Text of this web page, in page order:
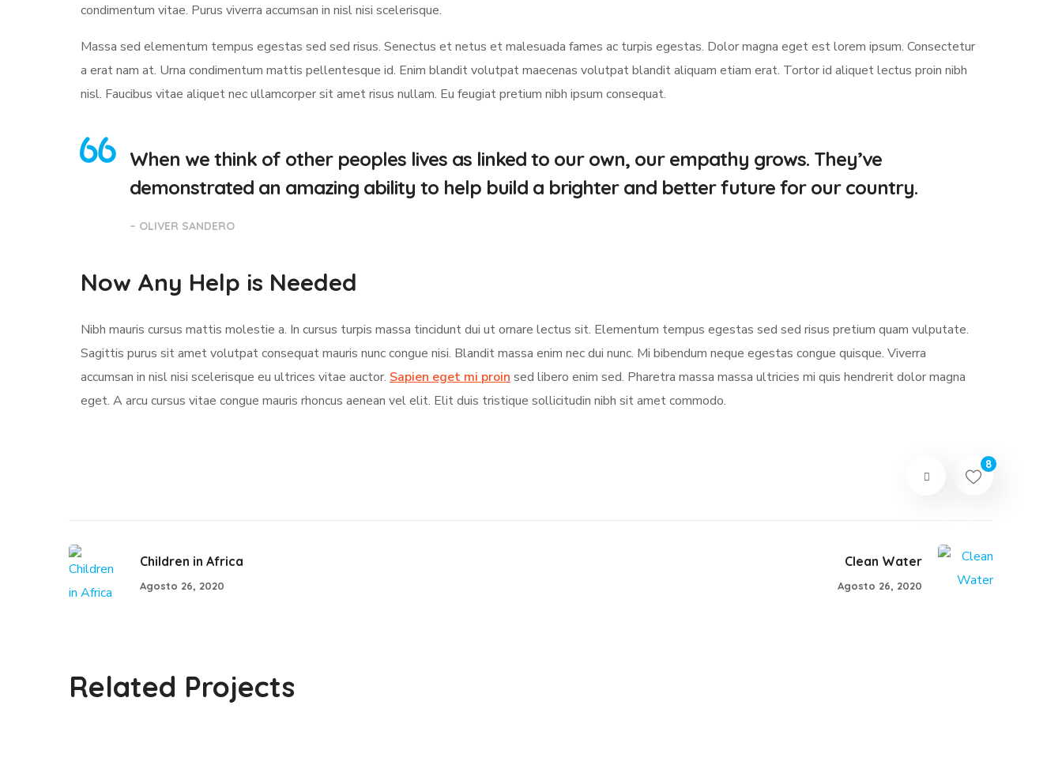
condimentum vitae. Purus viverra accumsan in nisl nisi scelerisque.
Massa sed elementum tempus egestas sed sed risus. Senectus et netus et malesuada fames ac turpis egestas. Dolor magna eget est lorem ipsum. Consectetur
a erat nam at. Urna condimentum mattis pellentesque id. Enim blandit volutpat maecenas volutpat blandit aliquam etiam erat. Tortor id aliquet lectus proin nibh
nisl. Faucibus vitae aliquet nec ullamcorper sit amet risus nullam. Eu feugiat pretium nibh ipsum consequat.
When we think of other peoples lives as linked to our own, our empathy grows. They’ve
demonstrated an amazing ability to help build a brighter and better future for our country.
– OLIVER SANDERO
Now Any Help is Needed
Nibh mauris cursus mattis molestie a. In cursus turpis massa tincidunt dui ut ornare lectus sit. Elementum tempus egestas sed sed risus pretium quam vulputate.
Sagittis purus sit amet volutpat consequat mauris nunc congue nisi. Blandit massa enim nec dui nunc. Mi bibendum neque egestas congue quisque. Viverra
accumsan in nisl nisi scelerisque eu ultrices vitae auctor. Sapien eget mi proin sed libero enim sed. Pharetra massa massa ultricies mi quis hendrerit dolor magna
eget. A arcu cursus vitae congue mauris rhoncus aenean vel elit. Elit duis tristique sollicitudin nibh sit amet commodo.
8
Children in Africa
Agosto 26, 2020
Clean Water
Agosto 26, 2020
Related Projects
Life Better
#EDUCATION